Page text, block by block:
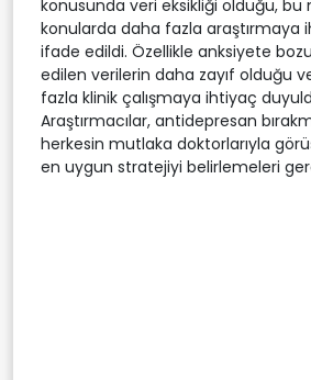
konusunda veri eksikliği olduğu, bu
konularda daha fazla araştırmaya
ifade edildi. Özellikle anksiyete
edilen verilerin daha zayıf olduğu
fazla klinik çalışmaya ihtiyaç
Araştırmacılar, antidepresan
herkesin mutlaka doktorlarıyla
en uygun stratejiyi belirlemeleri